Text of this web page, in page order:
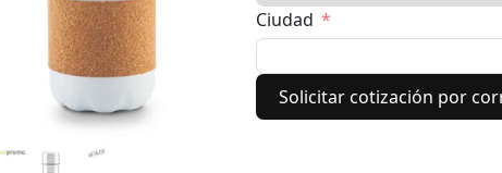
Ciudad
Solicitar cotización por